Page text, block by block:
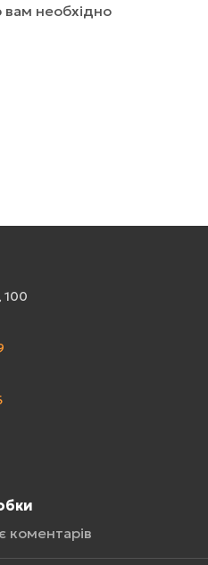
необхідно
100
коментарів